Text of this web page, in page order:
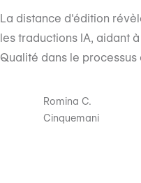
La distance d'édition
les traductions IA, aidant
Qualité dans le processus
Romina C.
Cinquemani